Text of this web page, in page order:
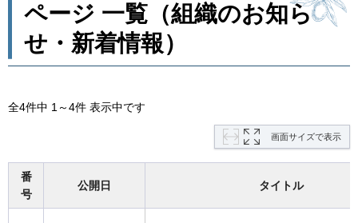
ページ 一覧（組織のお知ら
せ・新着情報）
全4件中 1～4件 表示中です
画面サイズで表示
番
号
公開日 タイトル